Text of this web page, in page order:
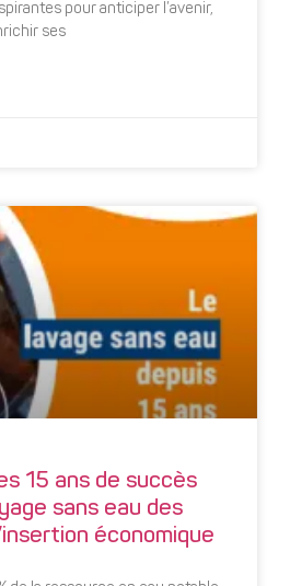
pour anticiper l’avenir,
ses
15 ans de succès
sans eau des
économique